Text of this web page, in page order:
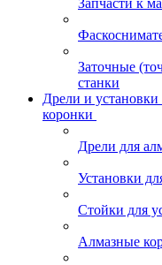
Запчасти к
Заточные
станки
Дрели и установки
коронки
Дрели для
Установки
Стойки для
Алмазные